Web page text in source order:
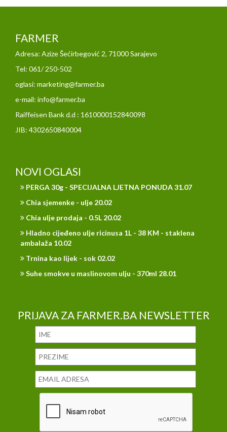
FARMER
Adresa: Azize Šećirbegović 2, 71000 Sarajevo
Tel: 061/ 250-502
oglasi: marketing@farmer.ba
e-mail: info@farmer.ba
Raiffeisen Bank d.d : 1610000152840098
JIB: 4302650840004
NOVI OGLASI
PERGA 30g - SPECIJALNA LJETNA PONUDA 31.07
Chia sjemenke - ulje 20.02
Chia ulje prodaja - 0.5L 20.02
Hladno cijeđeno ulje ricinusa 1L - 38 KM - staklena
ambalaža 10.02
Trnina kao lijek - sok 02.02
Suhe smokve u maslinovom ulju - 370ml 28.01
PRIJAVA ZA FARMER.BA NEWSLETTER